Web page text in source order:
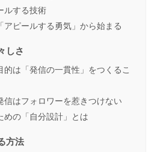
ルする技術
アピールする勇気」から始まる
しさ
的は「発信の一貫性」をつくるこ
信はフォロワーを惹きつけない
めの「自分設計」とは
方法